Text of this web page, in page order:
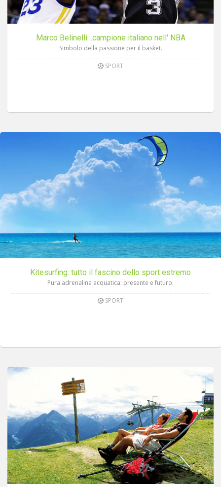
Marco Belinelli…campione italiano nell' NBA
Simbolo della passione per il basket.
SPORT
Kitesurfing: tutto il fascino dello sport estremo
Pura adrenalina acquatica: presente e futuro.
SPORT